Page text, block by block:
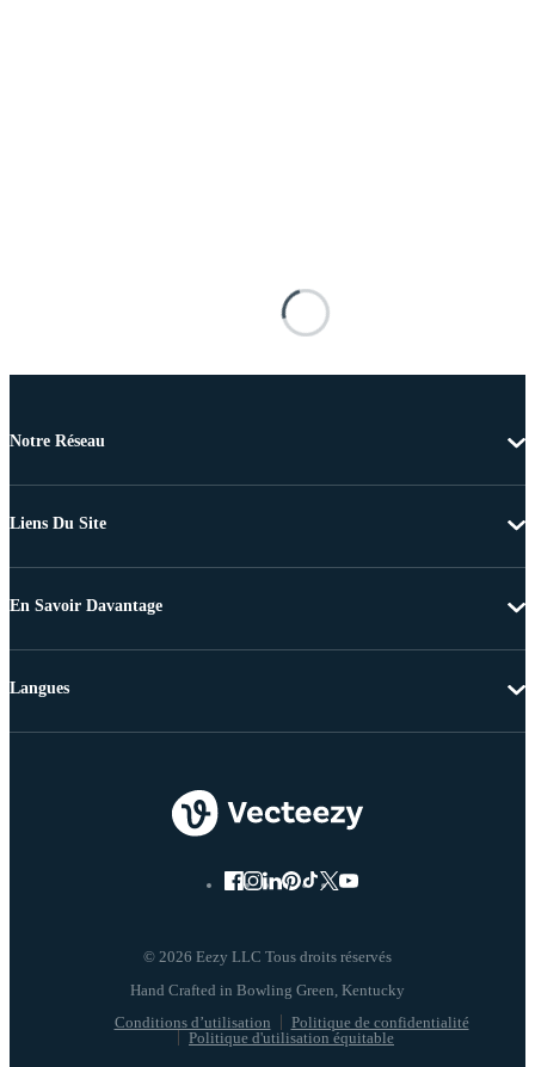
Notre Réseau
Liens Du Site
En Savoir Davantage
© 2026 Eezy LLC Tous droits réservés
Conditions d’utilisation
Politique de confidentialité
Politique d'utilisation équitable
Langues